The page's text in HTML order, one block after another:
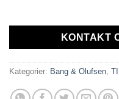
KONTAKT
Kategorier: Bang & Olufsen,